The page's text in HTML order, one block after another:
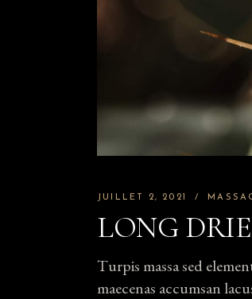
JUILLET 2, 2021
LONG
Turpis massa sed
maecenas accumsan